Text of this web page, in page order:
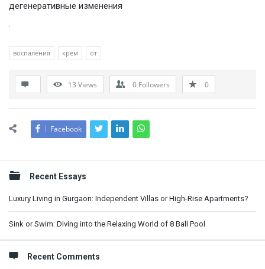
дегенеративные изменения
.
воспаления крем от
13 Views 0 Followers 0
Facebook
Sidebar
Recent Essays
Luxury Living in Gurgaon: Independent Villas or High-Rise Apartments?
Sink or Swim: Diving into the Relaxing World of 8 Ball Pool
Recent Comments